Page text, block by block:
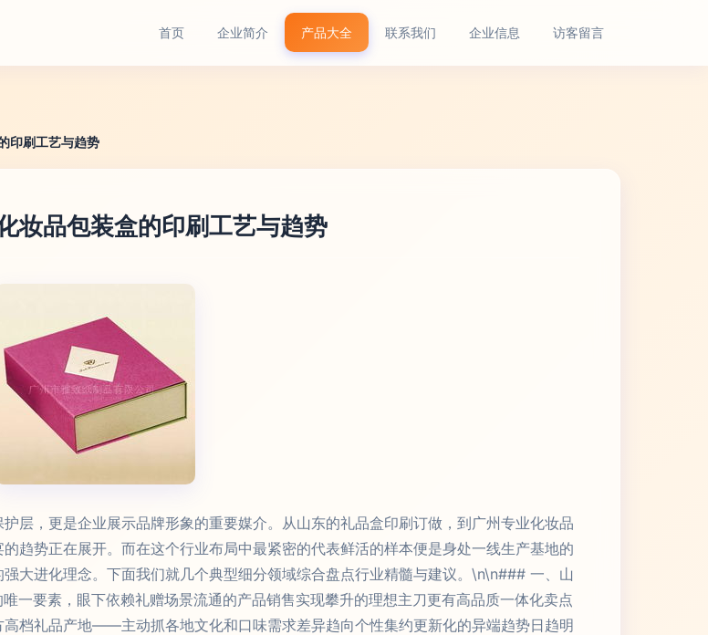
首页 企业简介 产品大全 联系我们 企业信息 访客留言
印刷工艺与趋势
妆品包装盒的印刷工艺与趋势
层，更是企业展示品牌形象的重要媒介。从山东的礼品盒印刷订做，到广州专业化妆品
趋势正在展开。而在这个行业布局中最紧密的代表鲜活的样本便是身处一线生产基地的
大进化理念。下面我们就几个典型细分领域综合盘点行业精髓与建议。\n\n### 一、山
一要素，眼下依赖礼赠场景流通的产品销售实现攀升的理想主刀更有高品质一体化卖点
档礼品产地——主动抓各地文化和口味需求差异趋向个性集约更新化的异端趋势日趋明